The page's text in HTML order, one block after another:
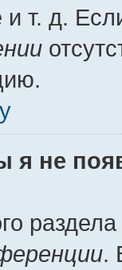
и т. д.
я не
.